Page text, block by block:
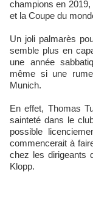
champions en 2019,
et la Coupe du
Un joli palmarès
semble plus en
une année
même si une
Munich.
En effet, Thomas
sainteté dans le
possible
commencerait à
chez les dirigeants
Klopp.